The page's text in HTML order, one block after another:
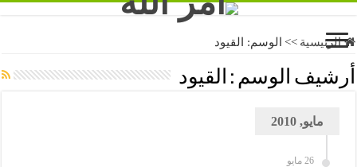
الرئيسية >> الوسم: القيود
أرشيف الوسم : القيود
مايو, 2010
26 مايو